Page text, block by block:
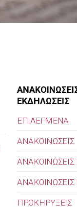
ΕΚΔΗΛΩΣΕΙΣ
ΕΠΙΛΕΓΜΕΝΑ
ΑΝΑΚΟΙΝΩΣΕΙΣ
ΠΡΟΚΗΡΥΞΕΙΣ